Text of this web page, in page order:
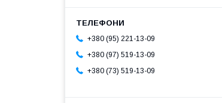
+380 (95) 221-13-09
+380 (97) 519-13-09
+380 (73) 519-13-09